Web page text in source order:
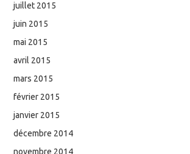
juillet 2015
juin 2015
mai 2015
avril 2015
mars 2015
février 2015
janvier 2015
décembre 2014
novembre 2014